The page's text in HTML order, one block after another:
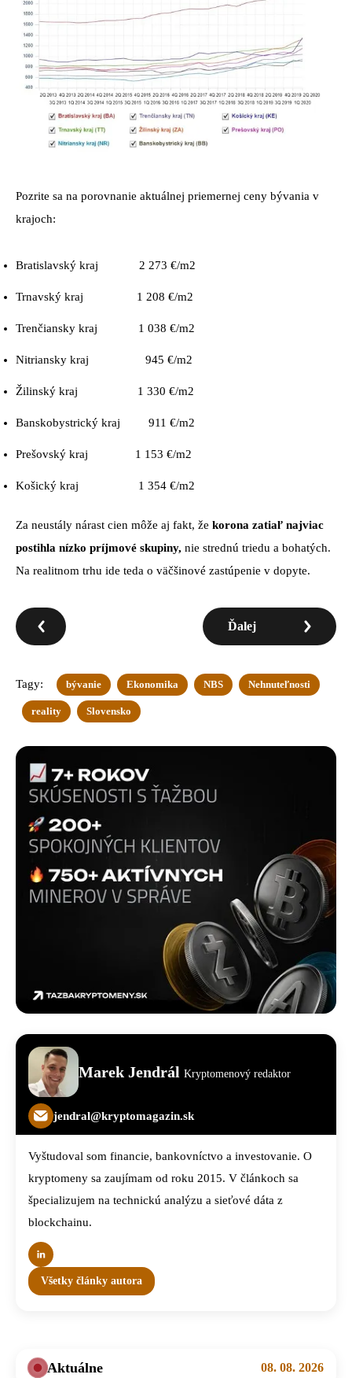
Pozrite sa na porovnanie aktuálnej priemernej ceny bývania v
krajoch:
Bratislavský kraj 2 273 €/m2
Trnavský kraj 1 208 €/m2
Trenčiansky kraj 1 038 €/m2
Nitriansky kraj 945 €/m2
Žilinský kraj 1 330 €/m2
Banskobystrický kraj 911 €/m2
Prešovský kraj 1 153 €/m2
Košický kraj 1 354 €/m2
Za neustály nárast cien môže aj fakt, že korona zatiaľ najviac
postihla nízko príjmové skupiny, nie strednú triedu a bohatých.
Na realitnom trhu ide teda o väčšinové zastúpenie v dopyte.
Ďalej
Tagy: bývanie Ekonomika NBS Nehnuteľnosti
reality Slovensko
Marek Jendrál Kryptomenový redaktor
jendral@kryptomagazin.sk
Vyštudoval som financie, bankovníctvo a investovanie. O
kryptomeny sa zaujímam od roku 2015. V článkoch sa
špecializujem na technickú analýzu a sieťové dáta z
blockchainu.
Všetky články autora
Aktuálne 08. 08. 2026